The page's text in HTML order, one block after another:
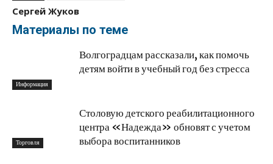
Сергей Жуков
Материалы по теме
Информация
Волгоградцам рассказали, как помочь
детям войти в учебный год без стресса
Торговля
Столовую детского реабилитационного
центра «Надежда» обновят с учетом
выбора воспитанников